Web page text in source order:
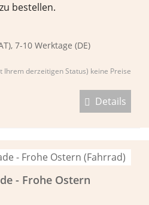
bestellen.
7-10 Werktage (DE)
Ihrem derzeitigen Status) keine Preise
Details
- Frohe Ostern